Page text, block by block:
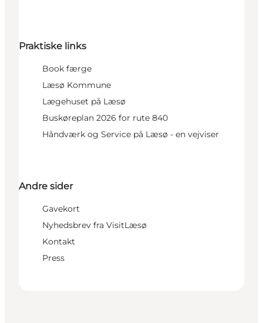
Praktiske links
Book færge
Læsø Kommune
Lægehuset på Læsø
Buskøreplan 2026 for rute 840
Håndværk og Service på Læsø - en vejviser
Andre sider
Gavekort
Nyhedsbrev fra VisitLæsø
Kontakt
Press